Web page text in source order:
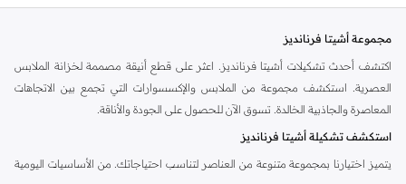
مجموعة أشيتا فرنانديز
اكتشف أحدث تشكيلات أشيتا فرنانديز. اعثر على قطع أنيقة مصممة لخزانة الملابس
العصرية. استكشف مجموعة من الملابس والإكسسوارات التي تجمع بين الاتجاهات
المعاصرة والجاذبية الخالدة. تسوق الآن للحصول على الجودة والأناقة.
استكشف تشكيلة أشيتا فرنانديز
يتميز اختيارنا بمجموعة متنوعة من العناصر لتناسب احتياجاتك. من الأساسيات اليومية